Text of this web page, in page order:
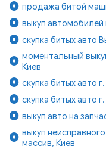
продажа битой
выкуп
скупка битых авто
моментальный
Киев
скупка битых авто
скупка битых авто
выкуп авто на
выкуп
массив, Киев